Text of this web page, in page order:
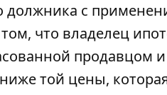
с
том, что владелец
продавцом
той цены,